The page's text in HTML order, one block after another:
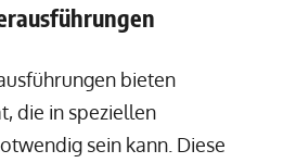
bieten
die in speziellen
sein kann. Diese